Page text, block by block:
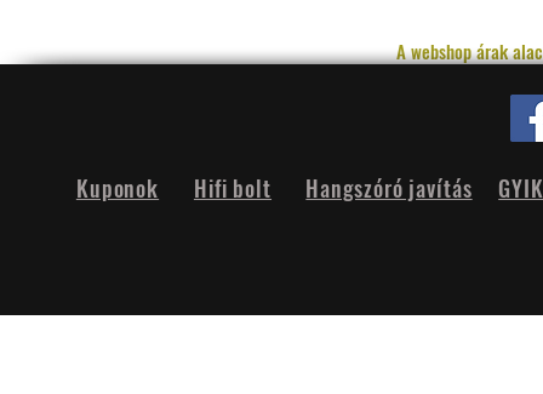
A webshop árak
Hifi bolt
Kuponok Hangszóró javítás GYIK